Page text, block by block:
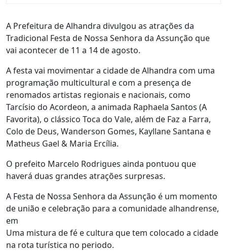
A Prefeitura de Alhandra divulgou as atrações da
Tradicional Festa de Nossa Senhora da Assunção que
vai acontecer de 11 a 14 de agosto.
A festa vai movimentar a cidade de Alhandra com uma
programação multicultural e com a presença de
renomados artistas regionais e nacionais, como
Tarcísio do Acordeon, a animada Raphaela Santos (A
Favorita), o clássico Toca do Vale, além de Faz a Farra,
Colo de Deus, Wanderson Gomes, Kayllane Santana e
Matheus Gael & Maria Ercília.
O prefeito Marcelo Rodrigues ainda pontuou que
haverá duas grandes atrações surpresas.
A Festa de Nossa Senhora da Assunção é um momento
de união e celebração para a comunidade alhandrense,
em
Uma mistura de fé e cultura que tem colocado a cidade
na rota turística no periodo.